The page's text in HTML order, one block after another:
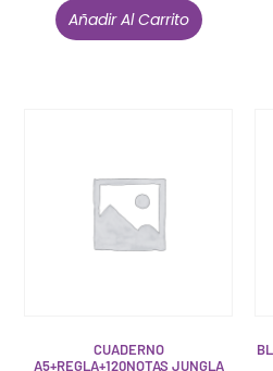
Añadir Al Carrito
CUADERNO
A5+REGLA+120NOTAS JUNGLA